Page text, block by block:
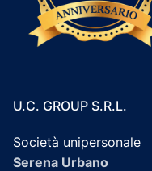
U.C. GROUP S.R.L.
Società unipersonale
Serena Urbano